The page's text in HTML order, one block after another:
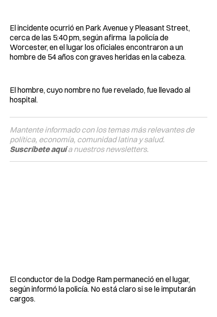
El incidente ocurrió en Park Avenue y Pleasant Street,
cerca de las 5:40 pm, según afirma la policía de
Worcester, en el lugar los oficiales encontraron a un
hombre de 54 años con graves heridas en la cabeza.
El hombre, cuyo nombre no fue revelado, fue llevado al
hospital.
Mantente informado con los temas más relevantes de
política, economía, comunidad latina y salud.
Suscríbete aquía nuestros newsletters.
El conductor de la Dodge Ram permaneció en el lugar,
según informó la policía. No está claro si se le imputarán
cargos.